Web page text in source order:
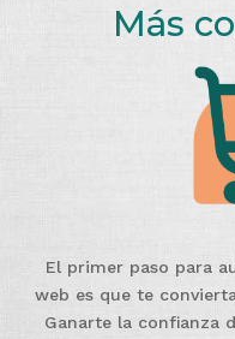
Más
El primer paso para
web es que te
Ganarte la confianza